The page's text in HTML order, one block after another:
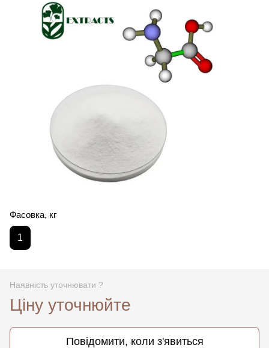
Фасовка, кг
1
Наявність уточнювати ?
Ціну уточнюйте
Повідомити, коли з'явиться